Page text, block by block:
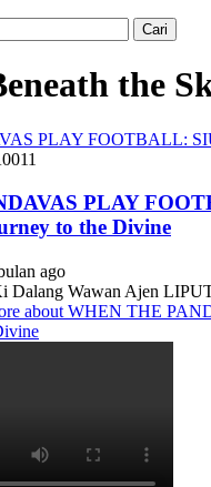
the
PLAY FOOTBALL:
PLAY
to the Divine
ago
Dalang Wawan Ajen
about WHEN THE